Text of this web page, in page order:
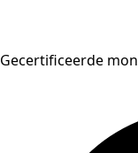
Gecertificeerde